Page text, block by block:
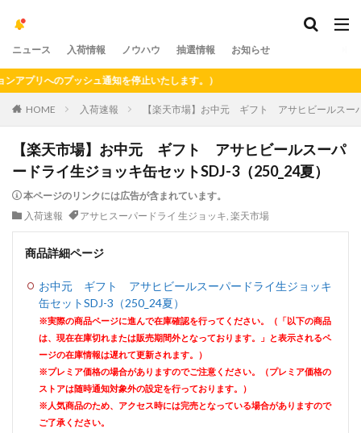
ニュース 入荷情報 ノウハウ 抽選情報 お知らせ
へのプッシュ通知を停止いたします。）
HOME 入荷速報 【楽天市場】お中元 ギフト アサヒビールスー
【楽天市場】お中元 ギフト アサヒビールスーパ
ードライ生ジョッキ缶セットSDJ-3（250_24夏）
本ページのリンクには広告が含まれています。
入荷速報
アサヒスーパードライ 生ジョッキ, 楽天市場
商品詳細ページ
お中元 ギフト アサヒビールスーパードライ生ジョッキ
缶セットSDJ-3（250_24夏）
※実際の商品ページに進んで在庫確認を行ってください。（「以下の商品
は、現在在庫切れまたは販売期間外となっております。」と表示されるペ
ージの在庫情報は遅れて更新されます。）
※プレミア価格の場合がありますのでご注意ください。（プレミア価格の
ストアは随時通知対象外の設定を行っております。）
※人気商品のため、アクセス時には完売となっている場合がありますので
ご了承ください。